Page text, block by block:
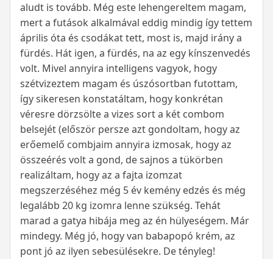
aludt is tovább. Még este lehengereltem magam,
mert a futások alkalmával eddig mindig így tettem
április óta és csodákat tett, most is, majd irány a
fürdés. Hát igen, a fürdés, na az egy kínszenvedés
volt. Mivel annyira intelligens vagyok, hogy
szétvizeztem magam és úszósortban futottam,
így sikeresen konstatáltam, hogy konkrétan
véresre dörzsölte a vizes sort a két combom
belsejét (először persze azt gondoltam, hogy az
erőemelő combjaim annyira izmosak, hogy az
összeérés volt a gond, de sajnos a tükörben
realizáltam, hogy az a fajta izomzat
megszerzéséhez még 5 év kemény edzés és még
legalább 20 kg izomra lenne szükség. Tehát
marad a gatya hibája meg az én hülyeségem. Már
mindegy. Még jó, hogy van babapopó krém, az
pont jó az ilyen sebesülésekre. De tényleg!